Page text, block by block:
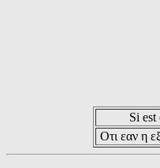
Si
Οτι εαν η